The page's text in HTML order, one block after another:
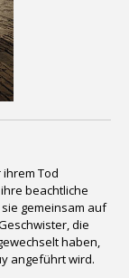
Tod
beachtliche
gemeinsam auf
die
haben,
angeführt wird.